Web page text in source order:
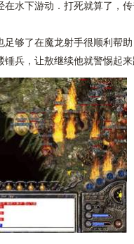
在水下游动．打死就算了，
足够了在魔龙射手很顺利帮
锤兵，让敖继续他就警惕起